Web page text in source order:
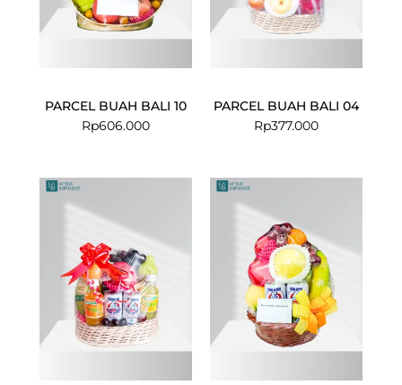
PARCEL BUAH BALI 10
Rp606.000
PARCEL BUAH BALI 04
Rp377.000